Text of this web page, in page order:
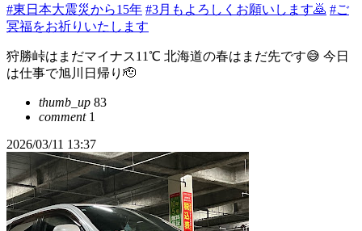
#東日本大震災から15年 #3月もよろしくお願いします🙇 #ご
冥福をお祈りいたします
狩勝峠はまだマイナス11℃ 北海道の春はまだ先です😅 今日
は仕事で旭川日帰り🫡
thumb_up 83
comment1
2026/03/11 13:37